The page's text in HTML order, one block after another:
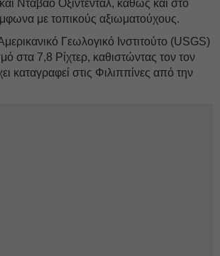
Νταβάο Οξιντένταλ, καθώς και στο
με τοπικούς αξιωματούχους.
Γεωλογικό Ινστιτούτο (USGS)
στα 7,8 Ρίχτερ, καθιστώντας τον τον
καταγραφεί στις Φιλιππίνες από την